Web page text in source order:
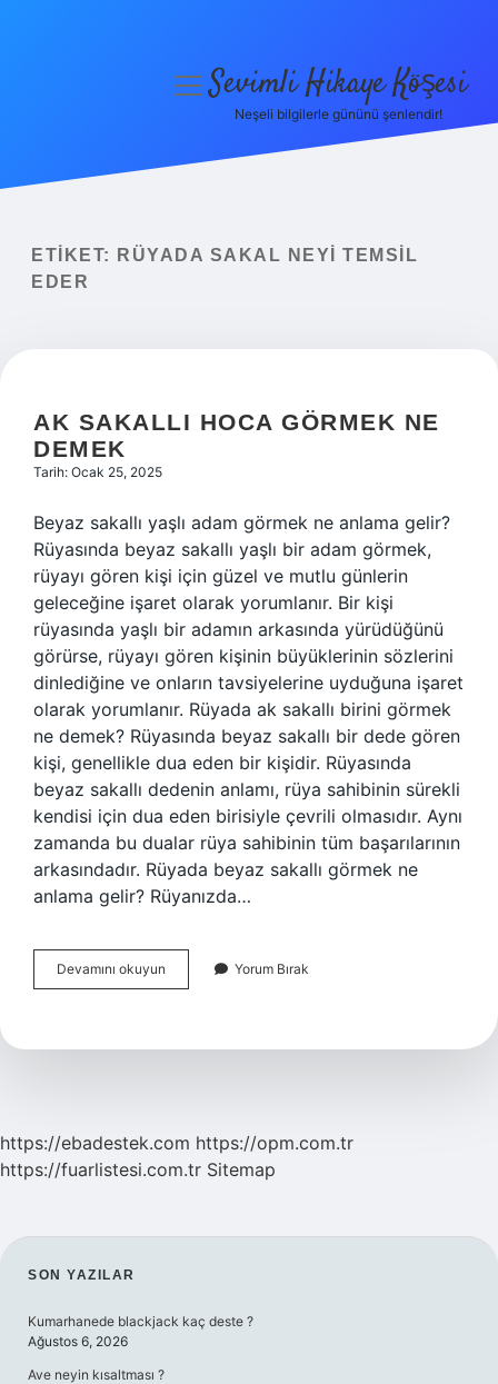
Yasal Uyarı
menüyüSevimli Hikaye Köşesi
Neşeli bilgilerle gününü şenlendir!
ETIKET:
RÜYADA SAKAL NEYI TEMSIL
EDER
AK SAKALLI HOCA GÖRMEK NE
DEMEK
Tarih: Ocak 25, 2025
Beyaz sakallı yaşlı adam görmek ne anlama gelir?
Rüyasında beyaz sakallı yaşlı bir adam görmek,
rüyayı gören kişi için güzel ve mutlu günlerin
geleceğine işaret olarak yorumlanır. Bir kişi
rüyasında yaşlı bir adamın arkasında yürüdüğünü
görürse, rüyayı gören kişinin büyüklerinin sözlerini
dinlediğine ve onların tavsiyelerine uyduğuna işaret
olarak yorumlanır. Rüyada ak sakallı birini görmek
ne demek? Rüyasında beyaz sakallı bir dede gören
kişi, genellikle dua eden bir kişidir. Rüyasında
beyaz sakallı dedenin anlamı, rüya sahibinin sürekli
kendisi için dua eden birisiyle çevrili olmasıdır. Aynı
zamanda bu dualar rüya sahibinin tüm başarılarının
arkasındadır. Rüyada beyaz sakallı görmek ne
anlama gelir? Rüyanızda…
Devamını okuyun
Sakallı
Ne
Yorum Bırak
https://ebadestek.com https://opm.com.tr
https://fuarlistesi.com.tr Sitemap
SIDEBAR
SON YAZILAR
Kumarhanede blackjack kaç deste ?
Ağustos 6, 2026
Ave neyin kısaltması ?